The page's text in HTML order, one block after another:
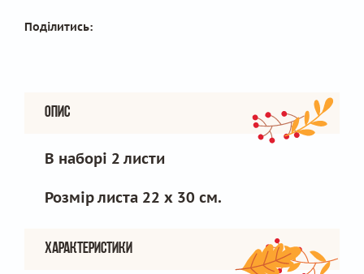
Поділитись:
Опис
В наборі 2 листи
Розмір листа 22 х 30 см.
Характеристики